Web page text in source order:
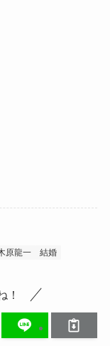
原龍一 結婚
！